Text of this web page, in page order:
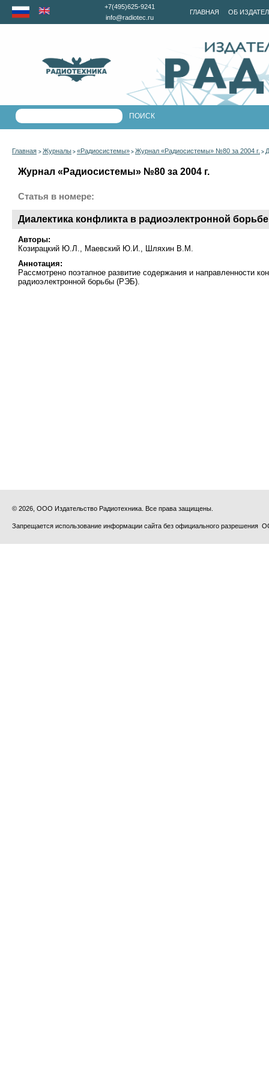
ГЛАВНАЯ ОБ
+7(495)625-9241
info@radiotec.ru
Главная > Журналы > «Радиосистемы» > Журнал «Радиосистемы» №80 за 2004 г. >
Журнал «Радиосистемы» №80 за 2004 г.
Статья в номере:
Диалектика конфликта в радиоэлектронной борьбе
Авторы:
Козирацкий Ю.Л., Маевский Ю.И., Шляхин В.М.
Аннотация:
Рассмотрено поэтапное развитие содержания и направленности
радиоэлектронной борьбы (РЭБ).
© 2026, ООО Издательство Радиотехника. Все права защищены.
Запрещается использование информации сайта без официального разрешения